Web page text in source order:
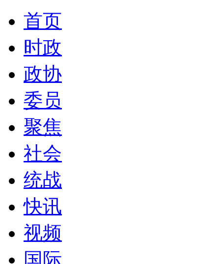
首页
时政
政协
委员
聚焦
社会
统战
快讯
视频
国际